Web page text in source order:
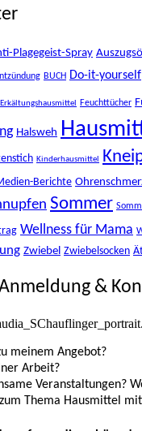
Plagegeist-Spray
BUCH Do-it-yourself
Erkältungshausmittel Feuchttücher
Halsweh
Kinderhausmittel
Berichte
Sommer
Wellness für Mama
Zwiebel Zwiebelsocken
&
meinem Angebot?
Arbeit?
Veranstaltungen?
Thema Hausmittel